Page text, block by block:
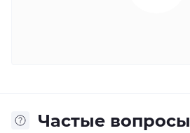
Частые вопросы